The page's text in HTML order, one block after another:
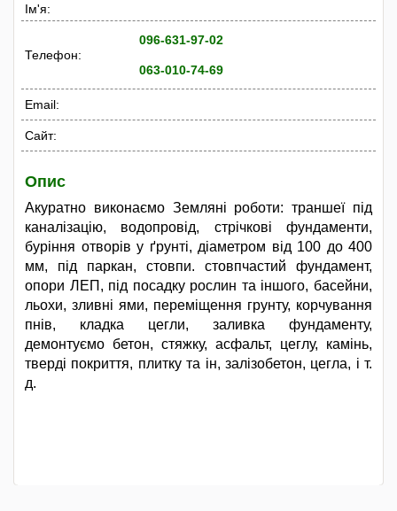
Ім'я:
Телефон:
096-631-97-02
063-010-74-69
Email:
Сайт:
Опис
Акуратно виконаємо Земляні роботи: траншеї під
каналізацію, водопровід, стрічкові фундаменти,
буріння отворів у ґрунті, діаметром від 100 до 400
мм, під паркан, стовпи. стовпчастий фундамент,
опори ЛЕП, під посадку рослин та іншого, басейни,
льохи, зливні ями, переміщення грунту, корчування
пнів, кладка цегли, заливка фундаменту,
демонтуємо бетон, стяжку, асфальт, цеглу, камінь,
тверді покриття, плитку та ін, залізобетон, цегла, і т.
д.